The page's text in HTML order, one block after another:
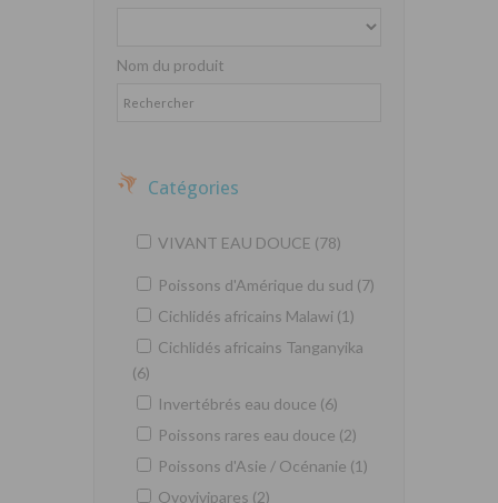
Nom du produit
Catégories
VIVANT EAU DOUCE (78)
Poissons d'Amérique du sud (7)
Cichlidés africains Malawi (1)
Cichlidés africains Tanganyika
(6)
Invertébrés eau douce (6)
Poissons rares eau douce (2)
Poissons d'Asie / Océnanie (1)
Ovovivipares (2)